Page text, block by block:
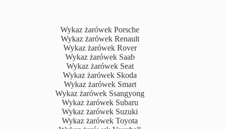
Wykaz żarówek Porsche
Wykaz żarówek Renault
Wykaz żarówek Rover
Wykaz żarówek Saab
Wykaz żarówek Seat
Wykaz żarówek Skoda
Wykaz żarówek Smart
Wykaz żarówek Ssangyong
Wykaz żarówek Subaru
Wykaz żarówek Suzuki
Wykaz żarówek Toyota